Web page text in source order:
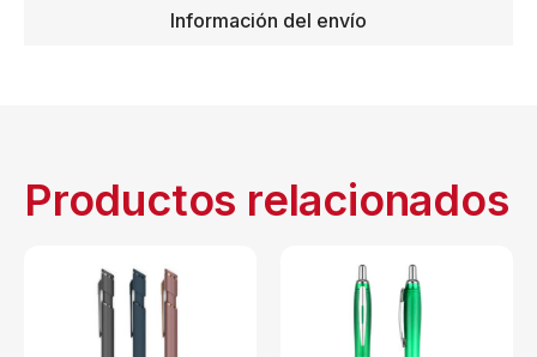
Información del envío
Productos relacionados